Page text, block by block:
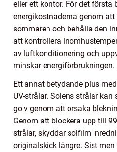
eller ett kontor. För det första
energikostnaderna genom
sommaren och behålla den
att kontrollera
av luftkonditionering och
minskar energiförbrukningen.
Ett annat betydande plus
UV-strålar. Solens strålar
golv genom att orsaka
Genom att blockera upp till
strålar, skyddar solfilm
originalskick längre. Sist